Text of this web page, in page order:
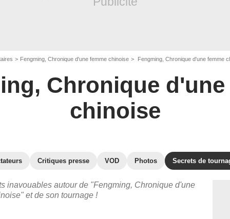
Fengming, Chronique d'une femme chinoise Fengming, Chronique d'une femme
Chronique d'une
chinoise
Critiques presse VOD Photos Secrets de
inavouables autour de "Fengming, Chronique d'une
et de son tournage !